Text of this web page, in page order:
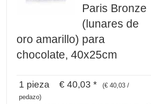
Paris Bronze
(lunares de
oro amarillo) para
chocolate, 40x25cm
1 pieza € 40,03 *
(€ 40,03 /
pedazo)